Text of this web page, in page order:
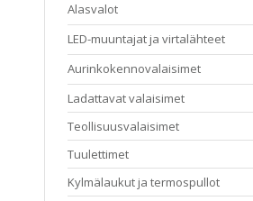
Alasvalot
LED-muuntajat ja virtalähteet
Aurinkokennovalaisimet
Ladattavat valaisimet
Teollisuusvalaisimet
Tuulettimet
Kylmälaukut ja termospullot